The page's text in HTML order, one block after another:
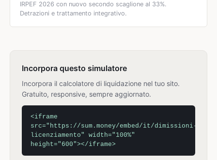
IRPEF 2026 con nuovo secondo scaglione al 33%.
Detrazioni e trattamento integrativo.
Incorpora questo simulatore
Incorpora il calcolatore di liquidazione nel tuo sito.
Gratuito, responsive, sempre aggiornato.
<iframe
src="https://sum.money/embed/it/dimissioni-
licenziamento" width="100%"
height="600"></iframe>